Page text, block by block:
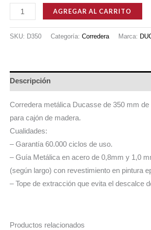
CORREDERA
TIPO
Z
MM
cantidad
AGREGAR AL CARRITO
SKU: D350 Categoría: Corredera Marca:
Descripción
Corredera metálica Ducasse de 350 mm de
para cajón de madera.
Cualidades:
– Garantía 60.000 ciclos de uso.
– Guía Metálica en acero de 0,8mm y 1,0
(según largo) con revestimiento en pintura
– Tope de extracción que evita el descalce
Productos relacionados